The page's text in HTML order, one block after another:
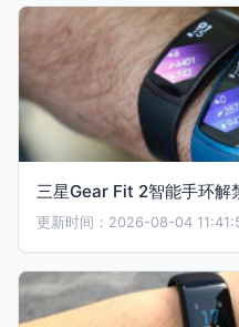
三星Gear Fit 2智能手环解
更新时间：2026-08-04